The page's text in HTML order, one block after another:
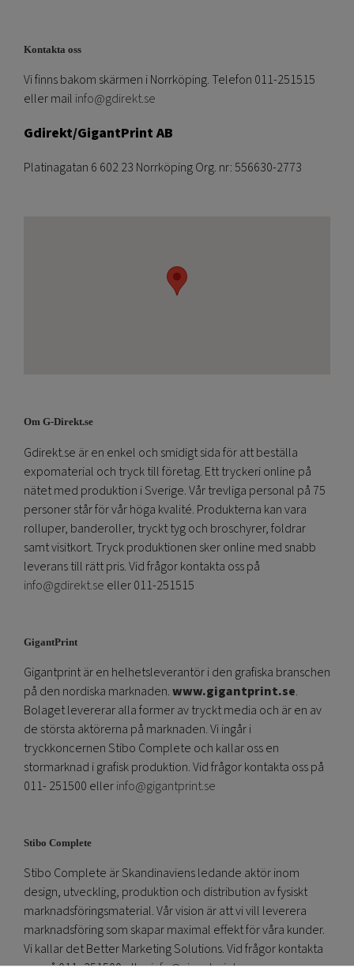
Kontakta oss
Vi finns bakom skärmen i Norrköping. Telefon 011-251515
eller mail info@gdirekt.se
Gdirekt/GigantPrint AB
Platinagatan 6 602 23 Norrköping Org. nr: 556630-2773
Om G-Direkt.se
Gdirekt.se är en enkel och smidigt sida för att beställa
expomaterial och tryck till företag. Ett tryckeri online på
nätet med produktion i Sverige. Vår trevliga personal på 75
personer står för vår höga kvalité. Produkterna kan vara
rolluper, banderoller, tryckt tyg och broschyrer, foldrar
samt visitkort. Tryck produktionen sker online med snabb
leverans till rätt pris. Vid frågor kontakta oss på
info@gdirekt.se eller 011-251515
GigantPrint
Gigantprint är en helhetsleverantör i den grafiska branschen
på den nordiska marknaden.www.gigantprint.se.
Bolaget levererar alla former av tryckt media och är en av
de största aktörerna på marknaden. Vi ingår i
tryckkoncernen Stibo Complete och kallar oss en
stormarknad i grafisk produktion. Vid frågor kontakta oss på
011- 251500 ellerinfo@gigantprint.se
Stibo Complete
Stibo Complete är Skandinaviens ledande aktör inom
design, utveckling, produktion och distribution av fysiskt
marknadsföringsmaterial. Vår vision är att vi vill leverera
marknadsföring som skapar maximal effekt för våra kunder.
Vi kallar det Better Marketing Solutions. Vid frågor kontakta
oss på 011- 251500 ellerinfo@gigantprint.se